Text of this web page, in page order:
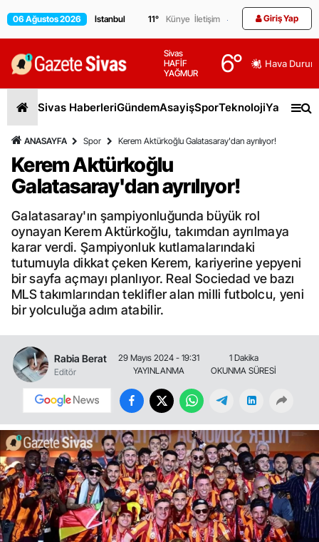
06 Ağustos 2026 11° Künye İletişim Giriş Yap
Sivas
HAFİF
YAĞMUR
6° Hava
Sivas HaberleriGündemAsayişSporTeknolojiYaşam
ANASAYFA Spor Kerem Aktürkoğlu Galatasaray'dan ayrılıyor!
Kerem Aktürkoğlu
Galatasaray'dan ayrılıyor!
Galatasaray'ın şampiyonluğunda büyük rol
oynayan Kerem Aktürkoğlu, takımdan ayrılmaya
karar verdi. Şampiyonluk kutlamalarındaki
tutumuyla dikkat çeken Kerem, kariyerine yepyeni
bir sayfa açmayı planlıyor. Real Sociedad ve bazı
MLS takımlarından teklifler alan milli futbolcu, yeni
bir yolculuğa adım atabilir.
Rabia Berat
Editör
29 Mayıs 2024 - 19:31
YAYINLANMA
1 Dakika
OKUNMA SÜRESİ